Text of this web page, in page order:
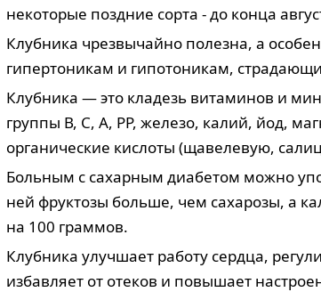
некоторые поздние сорта - до конца
Клубника чрезвычайно полезна, а
гипертоникам и гипотоникам,
Клубника — это кладезь витаминов и
группы В, С, А, РР, железо, калий, йод,
органические кислоты (щавелевую,
Больным с сахарным диабетом можно
ней фруктозы больше, чем сахарозы, а
на 100 граммов.
Клубника улучшает работу сердца,
избавляет от отеков и повышает